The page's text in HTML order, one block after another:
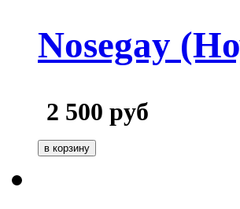
Nosegay
2 500 руб